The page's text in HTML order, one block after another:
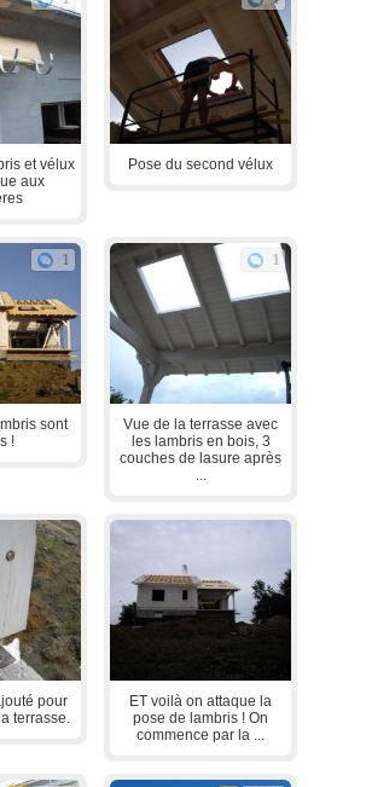
et vélux
aux
Pose du second vélux
1
sont
!
1
Vue de la terrasse avec
les lambris en bois, 3
couches de lasure après
...
pour
terrasse.
ET voilà on attaque la
pose de lambris ! On
commence par la ...